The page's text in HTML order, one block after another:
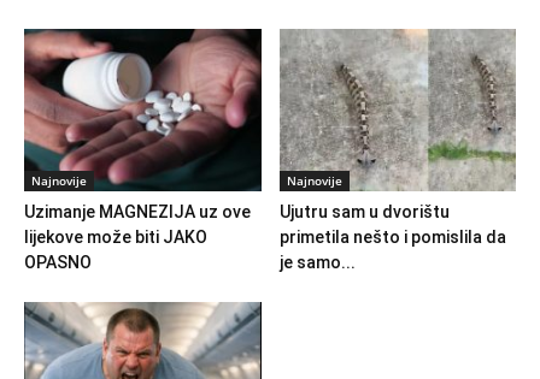
Najnovije
Uzimanje MAGNEZIJA uz ove
lijekove može biti JAKO
OPASNO
Najnovije
Ujutru sam u dvorištu
primetila nešto i pomislila da
je samo...